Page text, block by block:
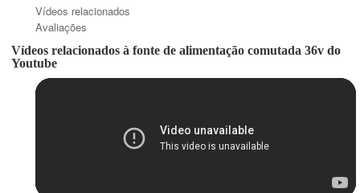
Vídeos relacionados
Avaliações
Vídeos relacionados à fonte de alimentação comutada 36v do
Youtube